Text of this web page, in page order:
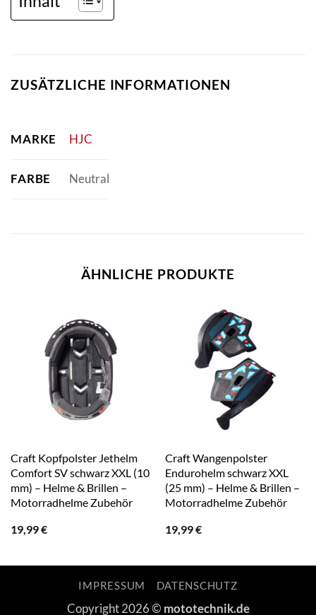
ZUSÄTZLICHE INFORMATIONEN
MARKE HJC
FARBE Neutral
ÄHNLICHE PRODUKTE
Craft Kopfpolster Jethelm
Comfort SV schwarz XXL (10
mm) – Helme & Brillen –
Motorradhelme Zubehör
19,99€
Craft Wangenpolster
Endurohelm schwarz XXL
(25 mm) – Helme & Brillen –
Motorradhelme Zubehör
19,99€
IMPRESSUM DATENSCHUTZ
Copyright 2026 © mototechnik.de